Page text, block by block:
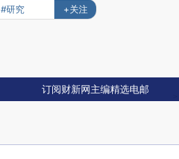
#研究 +关注
订阅财新网主编精选电邮